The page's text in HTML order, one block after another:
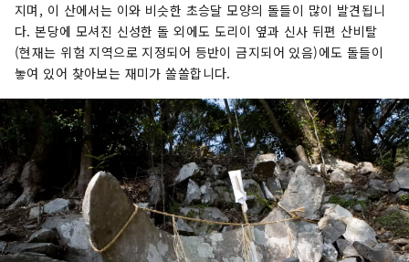
지며, 이 산에서는 이와 비슷한 초승달 모양의 돌들이 많이 발견됩니
다. 본당에 모셔진 신성한 돌 외에도 도리이 옆과 신사 뒤편 산비탈
(현재는 위험 지역으로 지정되어 등반이 금지되어 있음)에도 돌들이
놓여 있어 찾아보는 재미가 쏠쏠합니다.